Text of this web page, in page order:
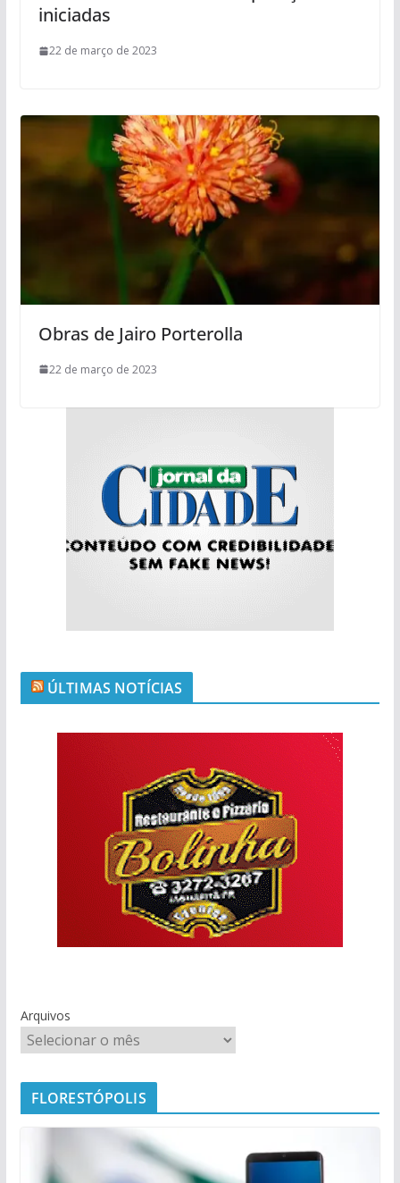
iniciadas
22 de março de 2023
Obras de Jairo Porterolla
22 de março de 2023
ÚLTIMAS NOTÍCIAS
Arquivos
FLORESTÓPOLIS